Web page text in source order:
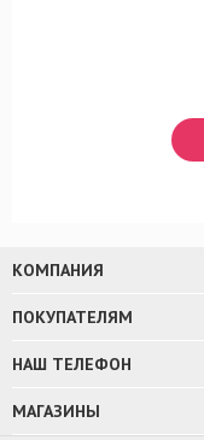
КОМПАНИЯ
ПОКУПАТЕЛЯМ
НАШ ТЕЛЕФОН
МАГАЗИНЫ